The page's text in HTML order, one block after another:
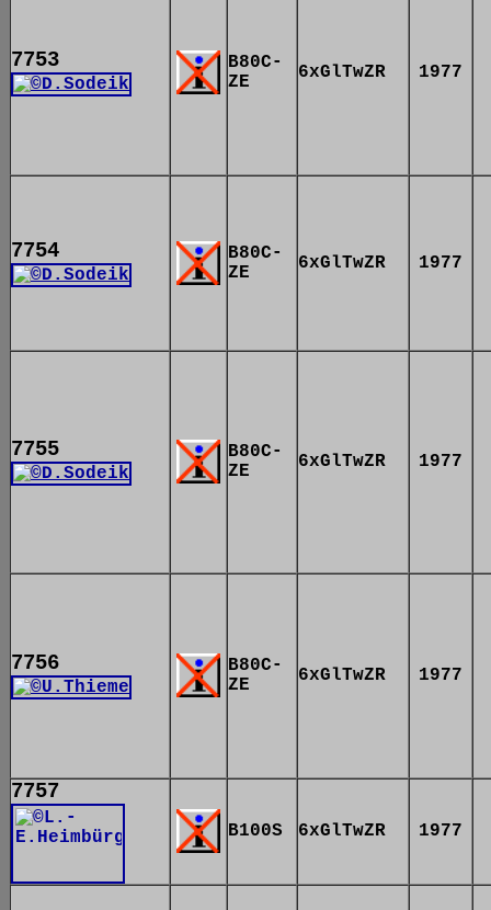
7753
B80C-
ZE
6xGlTwZR 1977
7754
B80C-
ZE
6xGlTwZR 1977
7755
B80C-
ZE
6xGlTwZR 1977
7756
B80C-
ZE
6xGlTwZR 1977
7757
B100S 6xGlTwZR 1977